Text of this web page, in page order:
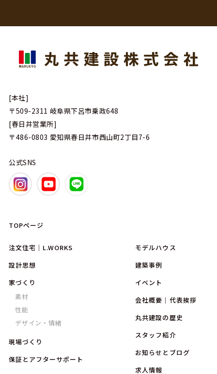
[本社]
〒509-2311 岐阜県下呂市乗政648
[春日井営業所]
〒486-0803 愛知県春日井市西山町2丁目7-6
公式SNS
TOPページ
注文住宅｜L.WORKS
設計思想
家づくり
素材
性能
デザイン・情緒
現場づくり
保証とアフターサポート
モデルハウス
建築事例
イベント
会社概要｜代表挨拶
丸共建設の歴史
スタッフ紹介
お知らせとブログ
求人情報